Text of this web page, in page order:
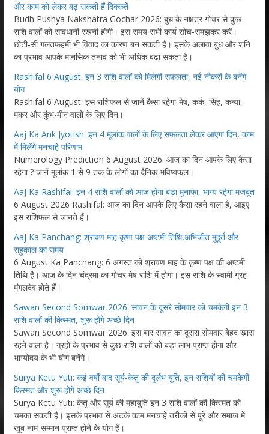
और काम को लेकर बढ़ सकती हैं दिक्कतें
Budh Pushya Nakshatra Gochar 2026: बुध के नक्षत्र गोचर से कुछ
राशि वालों को सावधानी रखनी होगी। इस समय सभी कार्य सोच-समझकर करें।
छोटी-सी गलतफहमी भी विवाद का कारण बन सकती है। इसके अलावा बुध और शनि
का प्रभाव आपके मानसिक तनाव को भी अधिक बढ़ा सकता है।
Rashifal 6 August: इन 3 राशि वालों को मिलेगी सफलता, नई नौकरी के बनेंगे
योग
Rashifal 6 August: इस राशिफल से जानें कैसा रहेगा-मेष, कर्क, सिंह, कन्या,
मकर और कुंभ-मीन वालों के लिए दिन।
Aaj Ka Ank Jyotish: इन 4 मूलांक वालों के लिए सफलता लेकर आएगा दिन, काम
में मिलेंगे मनचाहे परिणाम
Numerology Prediction 6 August 2026: आज का दिन आपके लिए कैसा
रहेगा ? जानें मूलांक 1 से 9 तक के लोगों का दैनिक भविष्यफल।
Aaj Ka Rashifal: इन 4 राशि वालों को आज होगा बड़ा मुनाफा, भाग्य रहेगा मजबूत
6 August 2026 Rashifal: आज का दिन आपके लिए कैसा रहने वाला है, आइए
इस राशिफल से जानते हैं।
Aaj Ka Panchang: श्रावण माह कृष्ण पक्ष अष्टमी तिथि,अभिजीत मुहूर्त और
राहुकाल का समय
6 August Ka Panchang: 6 अगस्त को श्रावण माह के कृष्ण पक्ष की अष्टमी
तिथि है। आज के दिन चंद्रमा का गोचर मेष राशि में होगा। इस राशि के स्वामी ग्रह
मंगलदेव होते हैं।
Sawan Second Somwar 2026: सावन के दूसरे सोमवार को चमकेगी इन 3
राशि वालों की किस्मत, शुरू होंगे अच्छे दिन
Sawan Second Somwar 2026: इस बार सावन का दूसरा सोमवार बेहद खास
रहने वाला है। ग्रहों के प्रभाव से कुछ राशि वालों को बड़ा लाभ प्राप्त होगा और
भाग्योदय के भी योग बनेंगे।
Surya Ketu Yuti: कई वर्षों बाद सूर्य-केतु की दुर्लभ युति, इन राशियों की चमकेगी
किस्मत और शुरू होंगे अच्छे दिन
Surya Ketu Yuti: केतु और सूर्य की महायुति इन 3 राशि वालों की किस्मत को
चमका सकती हैं। इसके प्रभाव से अटके काम मनचाहे तरीकों से पूरे और समाज में
खूब नाम-सम्मान प्राप्त होने के योग हैं।